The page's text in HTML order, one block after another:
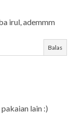
irul, ademmm
Balas
lain :)